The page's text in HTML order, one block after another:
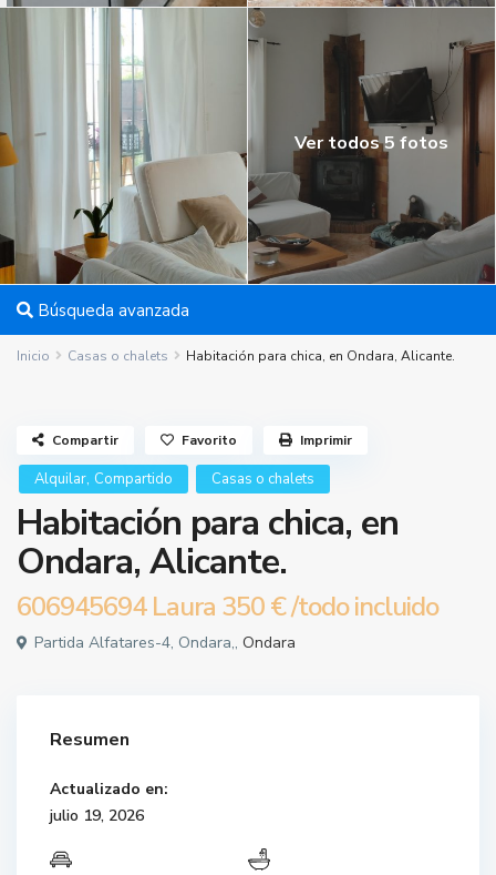
Ver todos 5 fotos
Búsqueda avanzada
Inicio Casas o chalets Habitación para chica, en Ondara, Alicante.
Alquilar, Compartido Casas o chalets
Habitación para chica, en
Ondara, Alicante.
606945694 Laura 350 €/todo incluido
Partida Alfatares-4, Ondara,, Ondara
Compartir Favorito Imprimir
Resumen
Actualizado en:
julio 19, 2026